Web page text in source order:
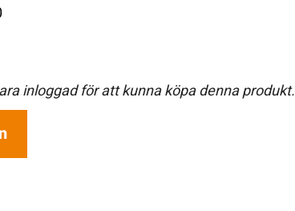
inloggad för att kunna köpa denna produkt.